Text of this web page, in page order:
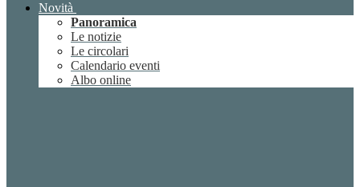
Novità
Panoramica
Le notizie
Le circolari
Calendario eventi
Albo online